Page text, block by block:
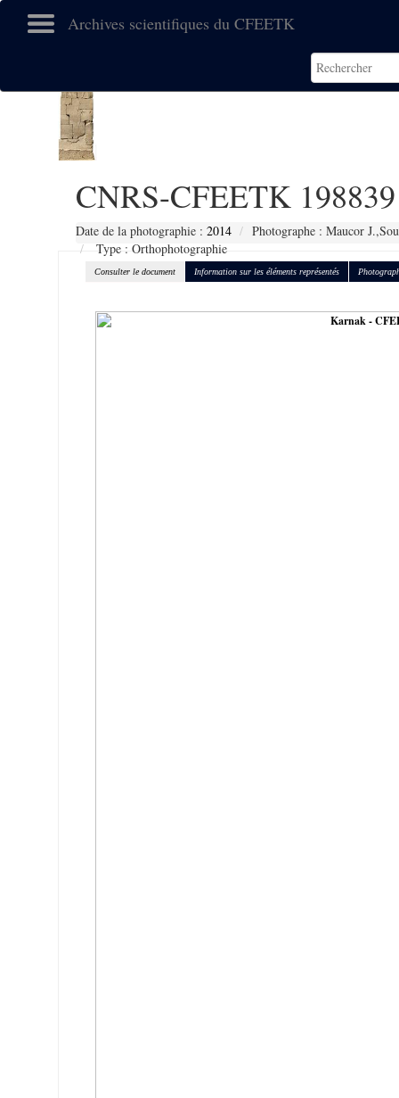
Archives scientifiques du CFEETK
CNRS-CFEETK 198839
Date de la photographie : 2014
Photographe : Maucor
Type : Orthophotographie
Consulter le document Information sur les éléments représentés